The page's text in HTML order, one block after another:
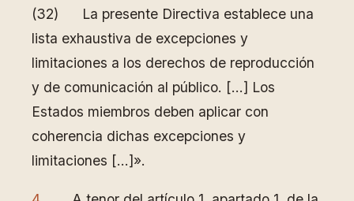
(32) La presente Directiva establece una
lista exhaustiva de excepciones y
limitaciones a los derechos de reproducción
y de comunicación al público. […] Los
Estados miembros deben aplicar con
coherencia dichas excepciones y
limitaciones […]».